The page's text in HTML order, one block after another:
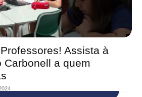
Assista à
Carbonell a quem